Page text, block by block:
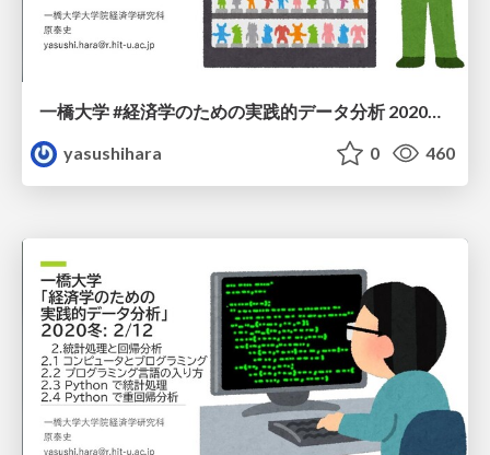
一橋大学 #経済学のための実践的データ分析 2020冬: 3/12
yasushihara
0 460